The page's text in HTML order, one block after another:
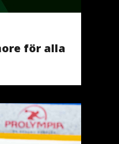
för alla